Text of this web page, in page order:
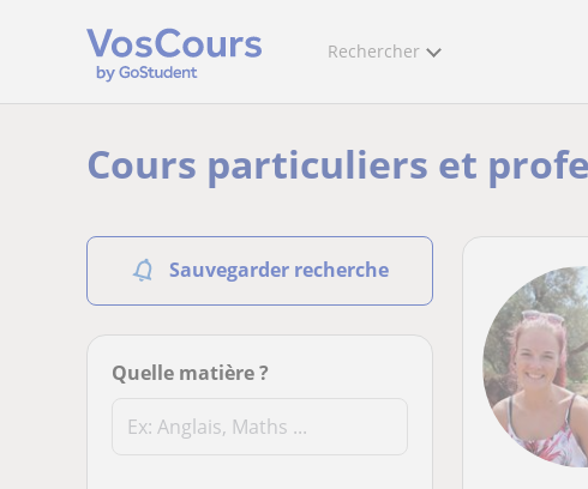
Rechercher
Cours particuliers et
Sauvegarder recherche
Quelle matière ?